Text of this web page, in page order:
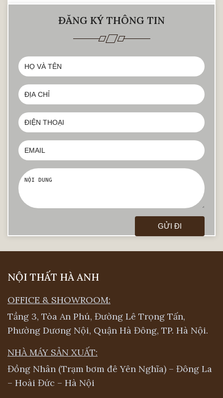
Sofa bọc nỉ, vải với màu sắc đa dạng tạo
cảm giác trẻ chung, sáng tạo phù hợp cho
nhiều không gian hơn.
Phần chân sofa
ĐĂNG KÝ THÔNG TIN
NỘI THẤT HÀ ANH
OFFICE & SHOWROOM:
Tầng 3, Tòa An Phú, Đường Lê Trọng Tấn,
Phường Dương Nội, Quận Hà Đông, TP. Hà Nội.
NHÀ MÁY SẢN XUẤT:
Đồng Nhân (Trạm bơm đê Yên Nghĩa) – Đông La
– Hoài Đức – Hà Nội